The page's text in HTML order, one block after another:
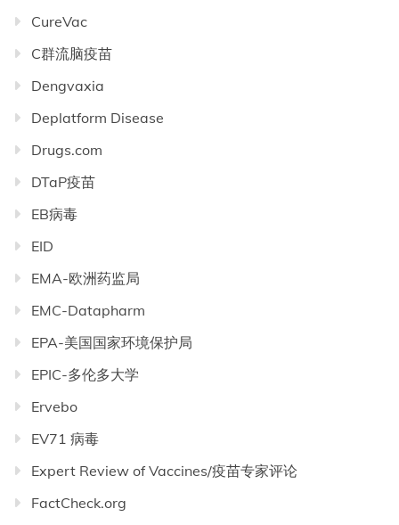
CureVac
C群流脑疫苗
Dengvaxia
Deplatform Disease
Drugs.com
DTaP疫苗
EB病毒
EID
EMA-欧洲药监局
EMC-Datapharm
EPA-美国国家环境保护局
EPIC-多伦多大学
Ervebo
EV71 病毒
Expert Review of Vaccines/疫苗专家评论
FactCheck.org